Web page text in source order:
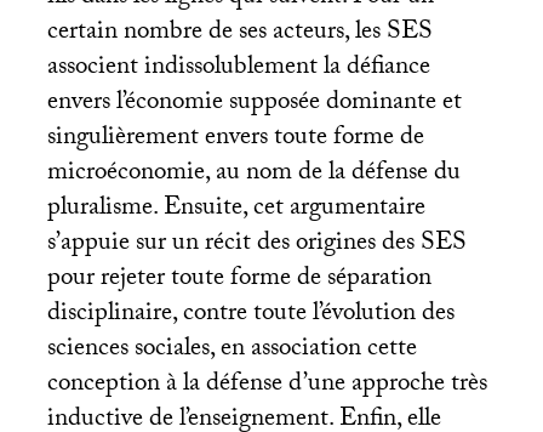
certain nombre de ses acteurs, lesSES
associent indissolublement la défiance
envers l’économie supposée dominante et
singulièrement envers toute forme de
microéconomie, au nom de la défense du
pluralisme. Ensuite, cet argumentaire
s’appuie sur un récit des origines desSES
pour rejeter toute forme de séparation
disciplinaire, contre toute l’évolution des
sciences sociales, en association cette
conception à la défense d’une approche très
inductive de l’enseignement. Enfin, elle